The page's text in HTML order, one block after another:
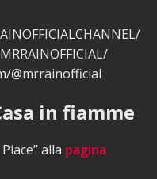
@mrrainofficial
in fiamme
alla pagina